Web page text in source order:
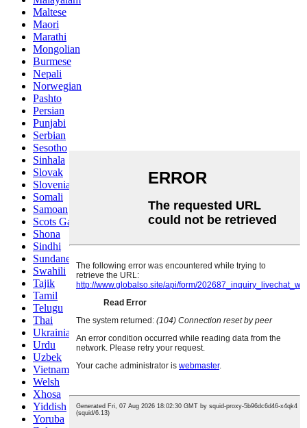
Maltese
Maori
Marathi
Mongolian
Burmese
Nepali
Norwegian
Pashto
Persian
Punjabi
Serbian
Sesotho
Sinhala
Slovak
Slovenian
Somali
Samoan
Scots Gaelic
Shona
Sindhi
Sundanese
Swahili
Tajik
Tamil
Telugu
Thai
Ukrainian
Urdu
Uzbek
Vietnamese
Welsh
Xhosa
Yiddish
Yoruba